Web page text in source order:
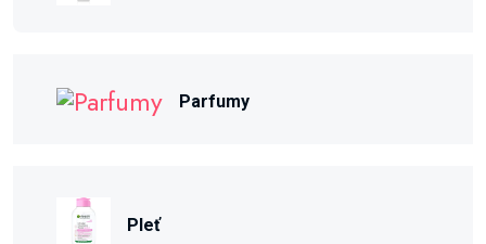
Parfumy
Pleť